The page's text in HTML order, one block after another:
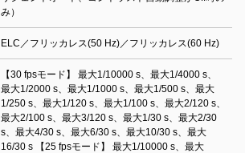
み）
ELC／フリッカレス(50 Hz)／フリッカレス(60 Hz)
【30 fpsモード】 最大1/10000 s、最大1/4000 s、
最大1/2000 s、最大1/1000 s、最大1/500 s、最大
1/250 s、最大1/120 s、最大1/100 s、最大2/120 s、
最大2/100 s、最大3/120 s、最大1/30 s、最大2/30
s、最大4/30 s、最大6/30 s、最大10/30 s、最大
16/30 s 【25 fpsモード】 最大1/10000 s、最大